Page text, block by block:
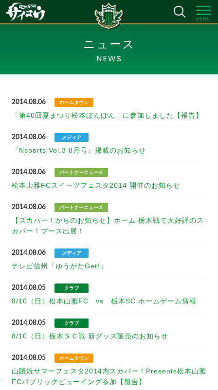
MENU
ニュース
NEWS
2014.08.06 ホームタウン
「第40回夏まつり松本ぼんぼん」に参加しました【報告】
2014.08.06 メディア
『Nsports Vol.3 8月号』掲載のお知らせ
2014.08.06 パートナーニュース
松本山雅FCスイーツフェスタ2014 開催のお知らせ
2014.08.06 パートナーニュース
【スカパー！からのお知らせ】ホーム 栃木戦で大好評のス
カパー！ブース出展！
2014.08.06 メディア
テレビ信州「ゆうがたGet!」
2014.08.05 クラブ
8/10（日）松本山雅FC vs 栃木SC ホームゲーム情報
2014.08.05 クラブ
8/10（日）栃木ＳＣ戦 新グッズ販売のお知らせ
2014.08.05 ホームタウン
山賊焼サマーフェスタ2014内スカパー！Presents松本山雅
FCパブリックビューイング参加【報告】